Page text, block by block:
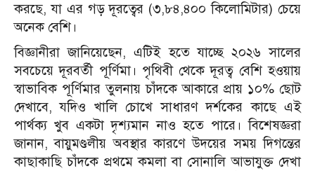
করছে, যা এর গড় দূরত্বের (৩,৮৪,৪০০ কিলোমিটার) চেয়ে
অনেক বেশি।
বিজ্ঞানীরা জানিয়েছেন, এটিই হতে যাচ্ছে ২০২৬ সালের
সবচেয়ে দূরবর্তী পূর্ণিমা। পৃথিবী থেকে দূরত্ব বেশি হওয়ায়
স্বাভাবিক পূর্ণিমার তুলনায় চাঁদকে আকারে প্রায় ১০% ছোট
দেখাবে, যদিও খালি চোখে সাধারণ দর্শকের কাছে এই
পার্থক্য খুব একটা দৃশ্যমান নাও হতে পারে।বিশেষজ্ঞরা
জানান, বায়ুমণ্ডলীয় অবস্থার কারণে উদয়ের সময় দিগন্তের
কাছাকাছি চাঁদকে প্রথমে কমলা বা সোনালি আভাযুক্ত দেখা